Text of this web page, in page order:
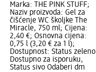
Marka: THE PINK STUFF;
Naziv proizvoda: Gel za
čišćenje WC školjke The
Miracle, 750 ml; Cijena:
2,40 €; Osnovna cijena:
0,75 l (3,20 € za 1 l);
Dostupnost: Status zeleno
Dostupno za isporuku,
Status sivo Odaberi dm